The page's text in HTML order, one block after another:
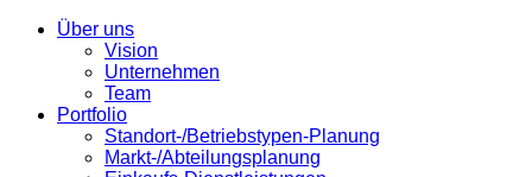
Über uns
Vision
Unternehmen
Team
Portfolio
Standort-/Betriebstypen-Planung
Markt-/Abteilungsplanung